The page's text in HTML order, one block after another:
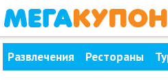
Развлечения Рестораны